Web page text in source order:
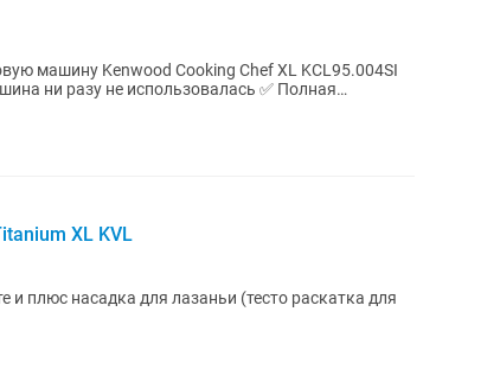
машину Kenwood Cooking Chef XL KCL95.004SI
XL KVL
и плюс насадка для лазаньи (тесто раскатка для